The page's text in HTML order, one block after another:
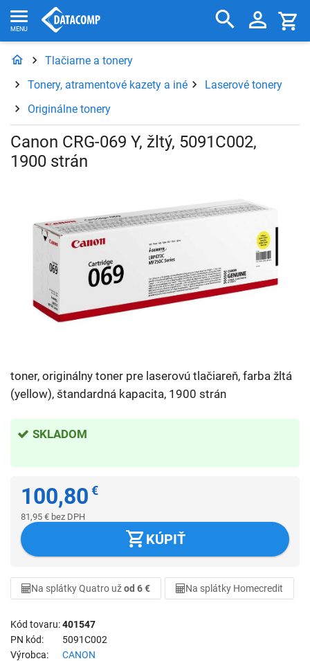
Tlačiarne a tonery
Tonery, atramentové kazety a iné
Laserové tonery
Originálne tonery
Canon CRG-069 Y, žltý, 5091C002,
1900 strán
toner, originálny toner pre laserovú tlačiareň, farba žltá
(yellow), štandardná kapacita, 1900 strán
SKLADOM
100,80 €
81,95 € bez DPH
KÚPIŤ
Na splátky Quatro užod 6 € Na splátky Homecredit
Kód tovaru 401547
PN kód
5091C002
Výrobca
CANON